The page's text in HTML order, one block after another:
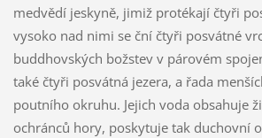
medvědí jeskyně, jimiž protékají čtyři
vysoko nad nimi se ční čtyři posvátné
buddhovských božstev v párovém
také čtyři posvátná jezera, a řada
poutního okruhu. Jejich voda obsahuje
ochránců hory, poskytuje tak duchovní